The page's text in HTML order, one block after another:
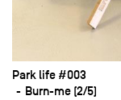
Park life #003
Burn-me (2/5)